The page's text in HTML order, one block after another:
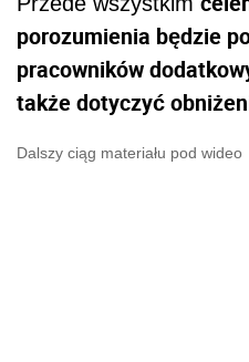
porozumienia będzie
pracowników
także dotyczyć
Dalszy ciąg materiału pod wideo